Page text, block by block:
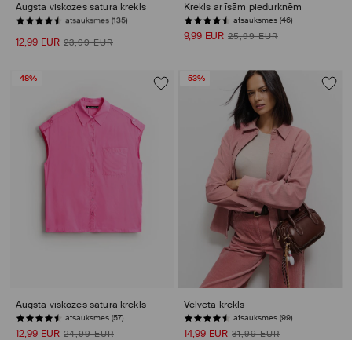
Augsta viskozes satura krekls
PĒDĒJĀS PRECES
12,99 EUR 23,99 EUR
Krekls ar īsām piedurknēm
atsauksmes (46)
9,99 EUR 25,99 EUR
-48%
Augsta viskozes satura krekls
atsauksmes (57)
12,99 EUR 24,99 EUR
-53%
Velveta krekls
atsauksmes (99)
14,99 EUR 31,99 EUR